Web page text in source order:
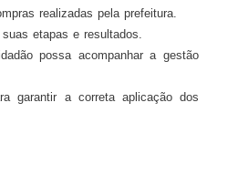
realizadas pela prefeitura.
etapas e resultados.
possa acompanhar a gestão
garantir a correta aplicação dos